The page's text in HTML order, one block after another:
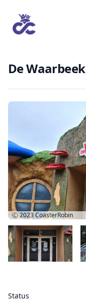
De Waarbeek
Status
Ⓒ 2023CoasterRobin